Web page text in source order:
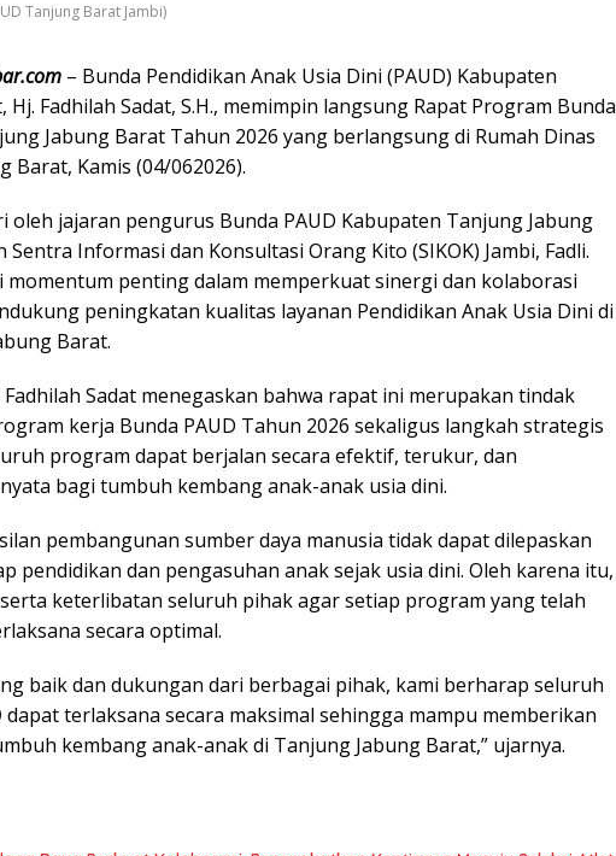
Tanjung Barat Jambi)
– Bunda Pendidikan Anak Usia Dini (PAUD) Kabupaten
Fadhilah Sadat, S.H., memimpin langsung Rapat Program Bunda
Jabung Barat Tahun 2026 yang berlangsung di Rumah Dinas
Barat, Kamis (04/062026).
oleh jajaran pengurus Bunda PAUD Kabupaten Tanjung Jabung
Informasi dan Konsultasi Orang Kito (SIKOK) Jambi, Fadli.
momentum penting dalam memperkuat sinergi dan kolaborasi
peningkatan kualitas layanan Pendidikan Anak Usia Dini di
Barat.
Fadhilah Sadat menegaskan bahwa rapat ini merupakan tindak
kerja Bunda PAUD Tahun 2026 sekaligus langkah strategis
program dapat berjalan secara efektif, terukur, dan
bagi tumbuh kembang anak-anak usia dini.
pembangunan sumber daya manusia tidak dapat dilepaskan
pendidikan dan pengasuhan anak sejak usia dini. Oleh karena itu,
keterlibatan seluruh pihak agar setiap program yang telah
secara optimal.
baik dan dukungan dari berbagai pihak, kami berharap seluruh
terlaksana secara maksimal sehingga mampu memberikan
kembang anak-anak di Tanjung Jabung Barat,” ujarnya.